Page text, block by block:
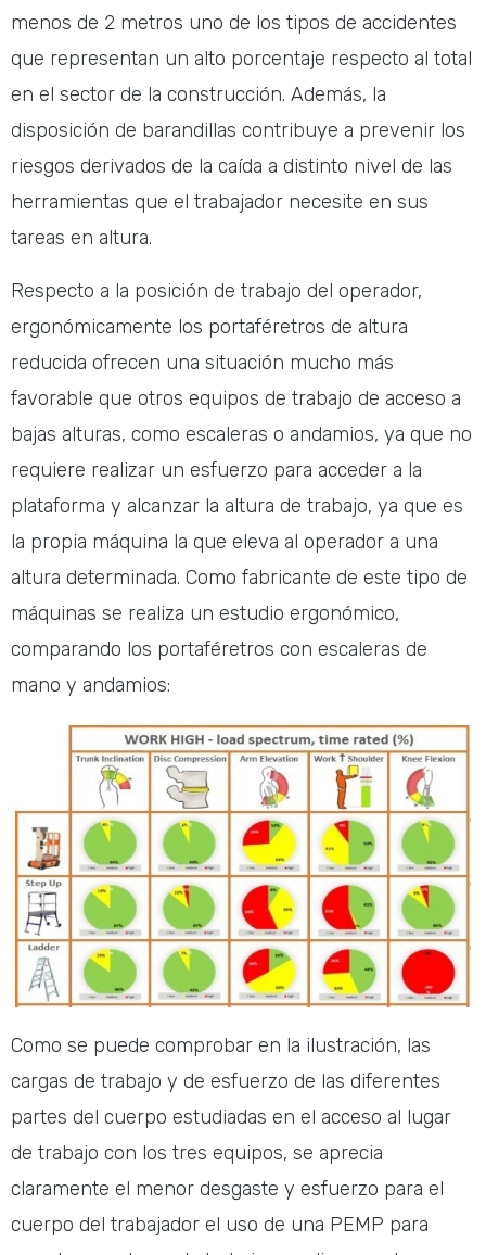
menos de 2 metros uno de los tipos de accidentes
que representan un alto porcentaje respecto al total
en el sector de la construcción. Además, la
disposición de barandillas contribuye a prevenir los
riesgos derivados de la caída a distinto nivel de las
herramientas que el trabajador necesite en sus
tareas en altura.
Respecto a la posición de trabajo del operador,
ergonómicamente los portaféretros de altura
reducida ofrecen una situación mucho más
favorable que otros equipos de trabajo de acceso a
bajas alturas, como escaleras o andamios, ya que no
requiere realizar un esfuerzo para acceder a la
plataforma y alcanzar la altura de trabajo, ya que es
la propia máquina la que eleva al operador a una
altura determinada. Como fabricante de este tipo de
máquinas se realiza un estudio ergonómico,
comparando los portaféretros con escaleras de
mano y andamios:
Como se puede comprobar en la ilustración, las
cargas de trabajo y de esfuerzo de las diferentes
partes del cuerpo estudiadas en el acceso al lugar
de trabajo con los tres equipos, se aprecia
claramente el menor desgaste y esfuerzo para el
cuerpo del trabajador el uso de una PEMP para